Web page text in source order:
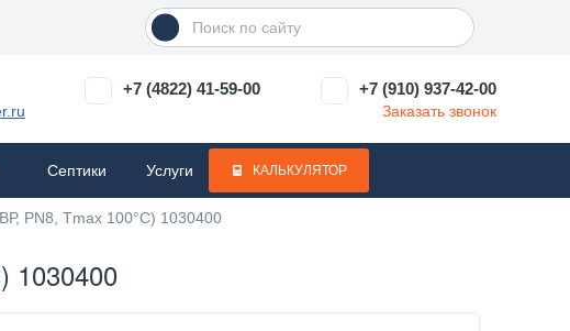
+7 (4822) 41-59-00 +7 (910) 937-42-00
Заказать звонок
Септики Услуги КАЛЬКУЛЯТОР
PN8, Tmax 100°С) 1030400